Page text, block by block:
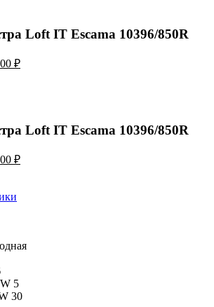
Loft IT Escama 10396/850R
₽Текущая
Loft IT Escama 10396/850R
₽Текущая
5
30